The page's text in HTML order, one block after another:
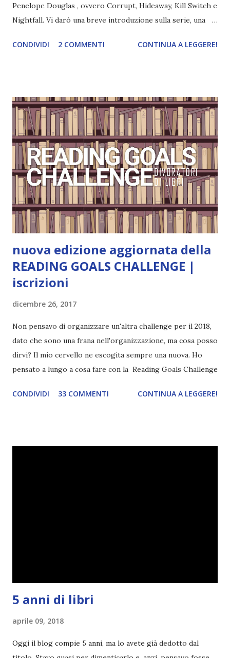
Penelope Douglas , ovvero Corrupt, Hideaway, Kill Switch e
Nightfall. Vi darò una breve introduzione sulla serie, una
e anche un breve commento sui libri singoli. I libri sono in
grande (Devil's Night 1#) Autrice : Penelope Douglas
Pagine: 448 Editore: Newton Compton Editori
Pubblicazione: 10 Gennaio 2023 Traduttore: Laura Lancini
Trama: “Si chiama Michael Crist. È il fratello maggiore del
mio ragazzo ed è come quei film dell'orrore che guardi
coprendoti gli occhi. È bellissimo, forte, e assolutamente
terrificante. Non mi vede neppure. Ma io l'ho notato. L'ho
visto, l'ho sentito. Le cose che ha fatto, i misfatti ch...
CONDIVIDI 2 COMMENTI CONTINUA A LEGGERE!
nuova edizione aggiornata della
READING GOALS CHALLENGE |
iscrizioni
dicembre 26, 2017
Non pensavo di organizzare un'altra challenge per il 2018,
dato che sono una frana nell'organizzazione, ma cosa posso
dirvi? Il mio cervello ne escogita sempre una nuova. Ho
pensato a lungo a cosa fare con la Reading Goals Challenge
ho scoperto che anche alcuni di voi avrebbero fatto così,
CONDIVIDI 33 COMMENTI CONTINUA A LEGGERE!
5 anni di libri
aprile 09, 2018
Oggi il blog compie 5 anni, ma lo avete già dedotto dal